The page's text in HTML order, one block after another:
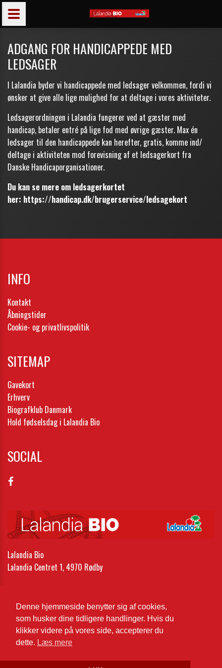
Denne hjemmeside benytter sig af cookies,
som husker dine tidligere handlinger. Hvis du
klikker videre på vores side, accepterer du
dette. Læs mere
ADGANG FOR HANDICAPPEDE MED
LEDSAGER
I Lalandia byder vi handicappede med ledsager velkommen, fordi vi
ønsker at give alle lige mulighed for at deltage i vores aktiviteter.
Ledsagerordningen i Lalandia fungerer ved at gæster med
handicap, betaler entré på lige fod med øvrige gæster. Max én
ledsager til den handicappede kan herefter, gratis, komme ind/
deltage i aktiviteten mod forevisning af et ledsagerkort fra
Danske Handicaporganisationer.
Du kan se mere om ledsagerkortet
her: https://handicap.dk/brugerservice/ledsagekort
INFO
Kontakt
Åbningstider
Cookie- og privatlivspolitik
SITEMAP
Gavekort
Erhverv
Biografklub Danmark
Hold fødselsdag i Lalandia Bio
SOCIAL
Lalandia Bio
Lalandia Centret 1, 4970 Rødby
Email: lr-bio1@lalandia.dk
Cookie- og privatlivspolitik